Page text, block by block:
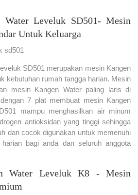
Water Leveluk SD501- Mesin
Untuk Keluarga
SD501 merupakan mesin Kangen
kebutuhan rumah tangga harian. Mesin
mesin Kangen Water paling laris di
7 plat membuat mesin Kangen
mampu menghasilkan air minum
antioksidan yang tinggi sehingga
dan cocok digunakan untuk memenuhi
bagi anda dan seluruh anggota
Water Leveluk K8 - Mesin